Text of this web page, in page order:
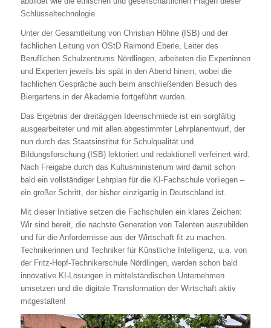
Schlüsseltechnologie.
Unter der Gesamtleitung von Christian Höhne (ISB) und der
fachlichen Leitung von OStD Raimond Eberle, Leiter des
Beruflichen Schulzentrums Nördlingen, arbeiteten die Expertinnen
und Experten jeweils bis spät in den Abend hinein, wobei die
fachlichen Gespräche auch beim anschließenden Besuch des
Biergartens in der Akademie fortgeführt wurden.
Das Ergebnis der dreitägigen Ideenschmiede ist ein sorgfältig
ausgearbeiteter und mit allen abgestimmter Lehrplanentwurf, der
nun durch das Staatsinstitut für Schulqualität und
Bildungsforschung (ISB) lektoriert und redaktionell verfeinert wird.
Nach Freigabe durch das Kultusministerium wird damit schon
bald ein vollständiger Lehrplan für die KI-Fachschule vorliegen –
ein großer Schritt, der bisher einzigartig in Deutschland ist.
Mit dieser Initiative setzen die Fachschulen ein klares Zeichen:
Wir sind bereit, die nächste Generation von Talenten auszubilden
und für die Anfordernisse aus der Wirtschaft fit zu machen.
Technikerinnen und Techniker für Künstliche Intelligenz, u.a. von
der Fritz-Hopf-Technikerschule Nördlingen, werden schon bald
innovative KI-Lösungen in mittelständischen Unternehmen
umsetzen und die digitale Transformation der Wirtschaft aktiv
mitgestalten!